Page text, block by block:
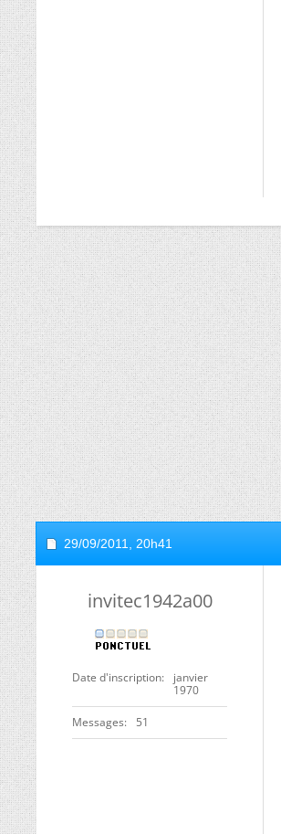
29/09/2011, 20h41
invitec1942a00
Date d'inscription
janvier
1970
Messages 51